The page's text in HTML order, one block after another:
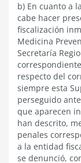
b) En cuanto a
cabe hacer
fiscalización
Medicina
Secretaría
respecto del
siempre esta
perseguido
que aparecen
han descrito,
penales
a la entidad
se denunció,